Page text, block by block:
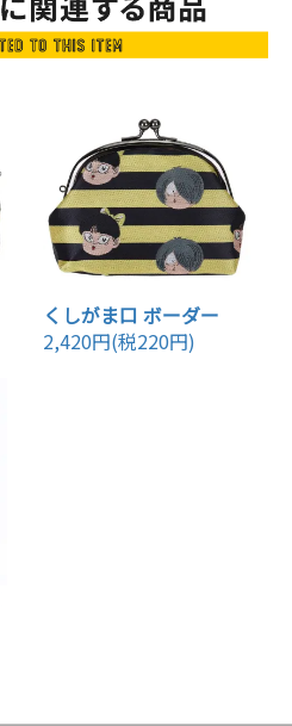
くしがま口 ボーダー
2,420円(税220円)